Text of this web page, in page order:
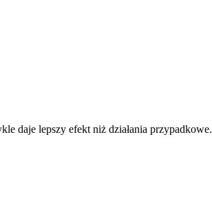
daje lepszy efekt niż działania przypadkowe.